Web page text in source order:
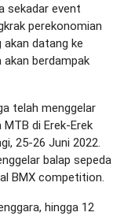
sekadar event
perekonomian
akan datang ke
akan berdampak
telah menggelar
MTB di Erek-Erek
25-26 Juni 2022.
balap sepeda
BMX competition.
hingga 12